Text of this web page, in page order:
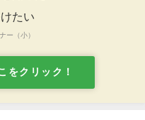
たい
をクリック！